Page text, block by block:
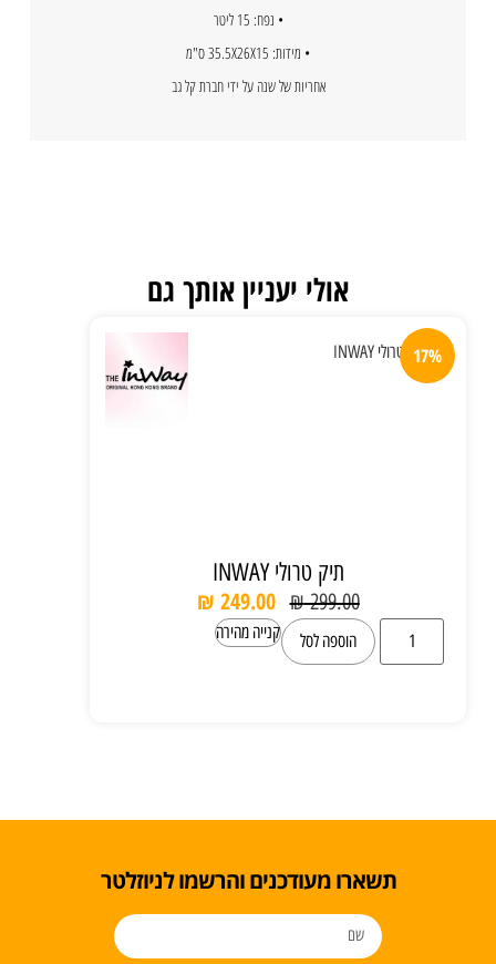
• נפח: 15 ליטר
• מידות: 35.5X26X15 ס"מ
אחריות של שנה על ידי חברת קל גב
אולי יעניין אותך גם
תיק טרולי INWAY
₪299.00
₪ 249.00
הוספה לסל קנייה מהירה
17%
תשארו מעודכנים והרשמו לניוזלטר